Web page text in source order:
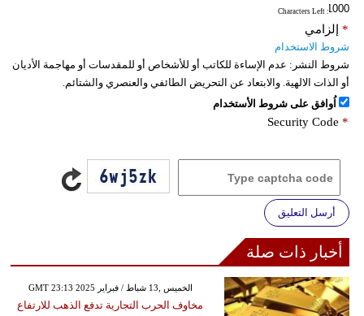
: Characters Left
إلزامي *
شروط الاستخدام
شروط النشر: عدم الإساءة للكاتب أو للأشخاص أو للمقدسات أو مهاجمة الأديان
أو الذات الالهية. والابتعاد عن التحريض الطائفي والعنصري والشتائم.
اُوافق على شروط الأستخدام
Security Code *
أرسل التعليق
أخبار ذات صلة
GMT 23:13 2025 الخميس ,13 شباط / فبراير
مخاوف الحرب التجارية تدفع الذهب للارتفاع